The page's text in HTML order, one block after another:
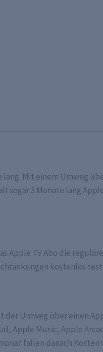
Mit einem Umweg
sogar 3 Monate lang
Apple TV Abo die
kostenlos
der Umweg über einen
Apple Music, Apple
fallen danach Kosten